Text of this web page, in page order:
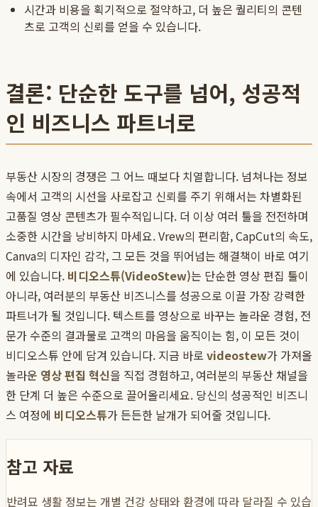
시간과 비용을 획기적으로 절약하고, 더 높은 퀄리티의 콘텐
츠로 고객의 신뢰를 얻을 수 있습니다.
결론: 단순한 도구를 넘어, 성공적
인 비즈니스 파트너로
부동산 시장의 경쟁은 그 어느 때보다 치열합니다. 넘쳐나는 정보
속에서 고객의 시선을 사로잡고 신뢰를 주기 위해서는 차별화된
고품질 영상 콘텐츠가 필수적입니다. 더 이상 여러 툴을 전전하며
소중한 시간을 낭비하지 마세요. Vrew의 편리함, CapCut의 속도,
Canva의 디자인 감각, 그 모든 것을 뛰어넘는 해결책이 바로 여기
에 있습니다. 비디오스튜(VideoStew)는 단순한 영상 편집 툴이
아니라, 여러분의 부동산 비즈니스를 성공으로 이끌 가장 강력한
파트너가 될 것입니다. 텍스트를 영상으로 바꾸는 놀라운 경험, 전
문가 수준의 결과물로 고객의 마음을 움직이는 힘, 이 모든 것이
비디오스튜 안에 담겨 있습니다. 지금 바로 videostew가 가져올
놀라운 영상 편집 혁신을 직접 경험하고, 여러분의 부동산 채널을
한 단계 더 높은 수준으로 끌어올리세요. 당신의 성공적인 비즈니
스 여정에 비디오스튜가 든든한 날개가 되어줄 것입니다.
참고 자료
반려묘 생활 정보는 개별 건강 상태와 환경에 따라 달라질 수 있습